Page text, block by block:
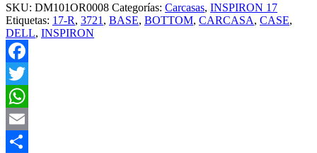
SKU: DM101OR0008 Categorías: Carcasas, INSPIRON 17
Etiquetas: 17-R, 3721 , BASE, BOTTOM, CARCASA, CASE,
DELL, INSPIRON
Facebook
Twitter
WhatsApp
Email